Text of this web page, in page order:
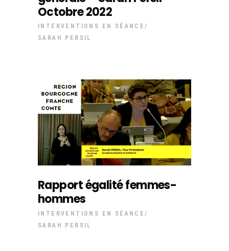
Octobre 2022
INTERVENTIONS EN SÉANCE
SARAH PERSIL
Rapport égalité femmes-
hommes
INTERVENTIONS EN SÉANCE
SARAH PERSIL